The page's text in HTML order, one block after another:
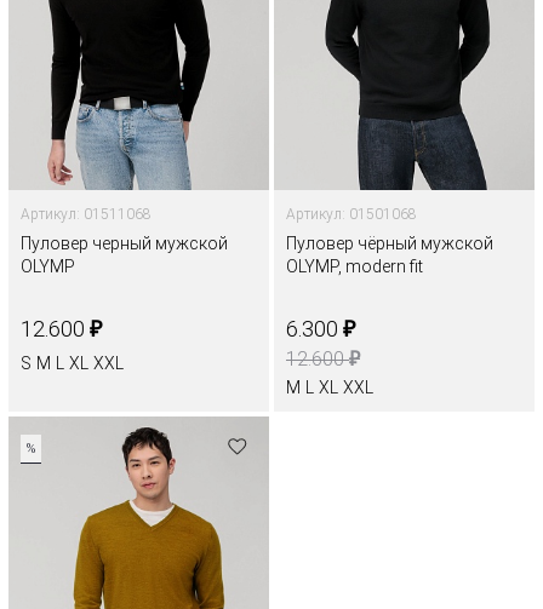
Артикул: 01511068
Пуловер черный мужской
OLYMP
12.600 ₽
S M XL XXL
Артикул: 01501068
Пуловер чёрный мужской
OLYMP, modern fit
6.300 ₽
12.600₽
M XL XXL
%